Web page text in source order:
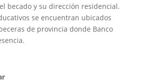
becado y su dirección residencial.
se encuentran ubicados
de provincia donde Banco